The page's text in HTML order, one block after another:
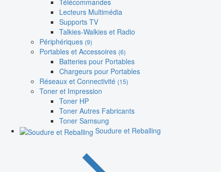
Télécommandes
Lecteurs Multimédia
Supports TV
Talkies-Walkies et Radio
Périphériques (9)
Portables et Accessoires (6)
Batteries pour Portables
Chargeurs pour Portables
Réseaux et Connectivité (15)
Toner et Impression
Toner HP
Toner Autres Fabricants
Toner Samsung
Soudure et Reballing